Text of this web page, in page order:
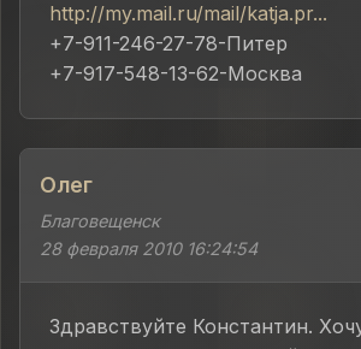
http://my.mail.ru/mail/katja.pr...
+7-911-246-27-78-Питер
+7-917-548-13-62-Москва
Олег
Благовещенск
28 февраля 2010 16:24:54
Здравствуйте Константин.